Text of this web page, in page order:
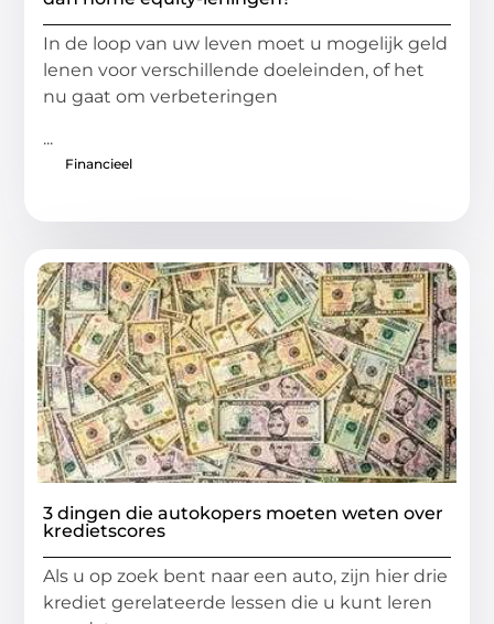
In de loop van uw leven moet u mogelijk geld
lenen voor verschillende doeleinden, of het
nu gaat om verbeteringen
...
Financieel
3 dingen die autokopers moeten weten over
kredietscores
Als u op zoek bent naar een auto, zijn hier drie
krediet gerelateerde lessen die u kunt leren